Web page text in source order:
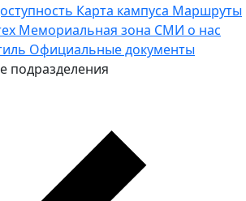
Карта кампуса Маршруты
Мемориальная зона СМИ о нас
Официальные документы
подразделения